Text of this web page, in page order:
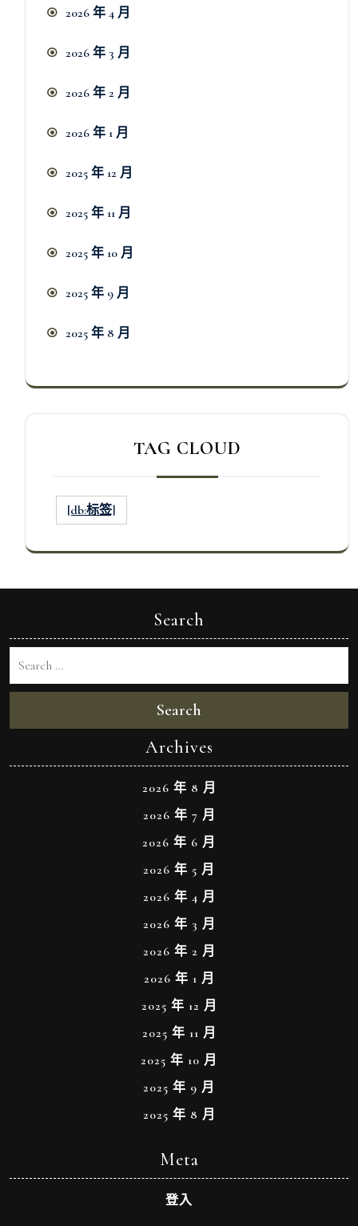
2026 年 4 月
2026 年 3 月
2026 年 2 月
2026 年 1 月
2025 年 12 月
2025 年 11 月
2025 年 10 月
2025 年 9 月
2025 年 8 月
TAG CLOUD
[db:标签]
Search
Search
Archives
2026 年 8 月
2026 年 7 月
2026 年 6 月
2026 年 5 月
2026 年 4 月
2026 年 3 月
2026 年 2 月
2026 年 1 月
2025 年 12 月
2025 年 11 月
2025 年 10 月
2025 年 9 月
2025 年 8 月
Meta
登入